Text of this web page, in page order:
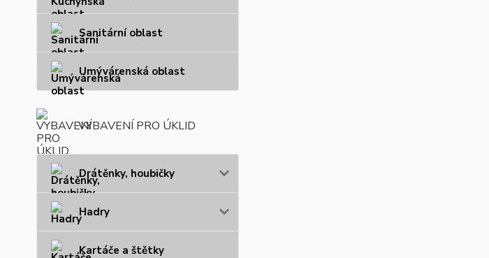
Sanitární oblast
Umývárenská oblast
VYBAVENÍ PRO ÚKLID
Drátěnky, houbičky
Hadry
Kartáče a štětky